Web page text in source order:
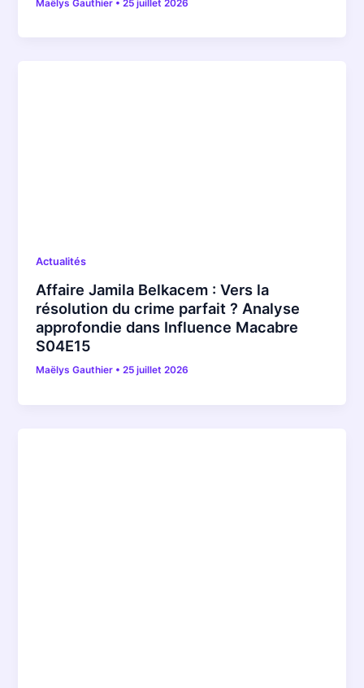
Maëlys Gauthier •25 juillet 2026
Actualités
Affaire Jamila Belkacem : Vers la
résolution du crime parfait ? Analyse
approfondie dans Influence Macabre
S04E15
Maëlys Gauthier •25 juillet 2026